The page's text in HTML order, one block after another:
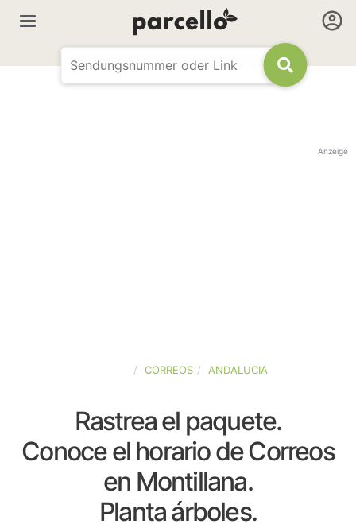
Anzeige
CORREOS ANDALUCIA
Rastrea el paquete.
Conoce el horario de Correos
en Montillana.
Planta árboles.